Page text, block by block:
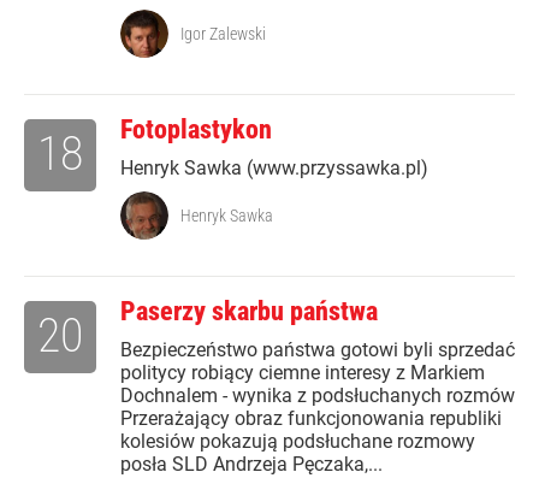
Igor Zalewski
Fotoplastykon
Henryk Sawka (www.przyssawka.pl)
18
Henryk Sawka
Paserzy skarbu państwa
Bezpieczeństwo państwa gotowi byli sprzedać
politycy robiący ciemne interesy z Markiem
Dochnalem - wynika z podsłuchanych rozmów
Przerażający obraz funkcjonowania republiki
kolesiów pokazują podsłuchane rozmowy
posła SLD Andrzeja Pęczaka,...
20